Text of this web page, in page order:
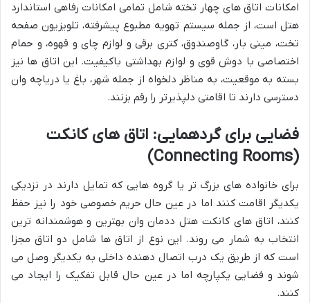
امکانات اتاق های چهار تخته شامل تمامی امکانات رفاهی استاندارد
هتل است، از جمله سیستم تهویه مطبوع پیشرفته، تلویزیون صفحه
تخت، مینی بار، گاوصندوق، کتری برقی و لوازم چای و قهوه، و حمام
اختصاصی با دوش قوی و لوازم بهداشتی باکیفیت. این اتاق ها نیز
بسته به موقعیت، به مناظر دلخواه از جمله شهر، باغ یا دریاچه وان
دسترسی دارند تا اقامتی دلپذیرتر را رقم بزنند.
فضایی برای گردهمایی: اتاق های کانکت
(Connecting Rooms)
برای خانواده های بزرگ تر یا گروه هایی که تمایل دارند در نزدیکی
یکدیگر اقامت کنند اما در عین حال حریم خصوصی خود را نیز حفظ
کنند، اتاق های کانکت هتل ددمان وان بهترین و هوشمندانه ترین
انتخاب به شمار می روند. این نوع از اتاق ها شامل دو اتاق مجزا
است که از طریق یک درب اتصال دهنده داخلی به یکدیگر وصل می
شوند و فضایی یکپارچه اما در عین حال قابل تفکیک را ایجاد می
کنند.